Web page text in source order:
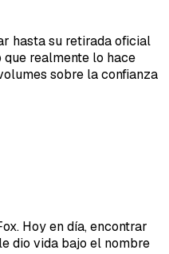
hasta su retirada oficial
que realmente lo hace
sobre la confianza
Hoy en día, encontrar
dio vida bajo el nombre